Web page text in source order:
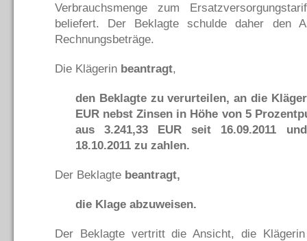
Verbrauchsmenge zum
beliefert. Der Beklagte schulde daher den
Rechnungsbeträge.
Die Klägerin beantragt,
den Beklagte zu verurteilen, an die
EUR nebst Zinsen in Höhe von 5
aus 3.241,33 EUR seit 16.09.2011
18.10.2011 zu zahlen.
Der Beklagte beantragt,
die Klage abzuweisen.
Der Beklagte vertritt die Ansicht, die